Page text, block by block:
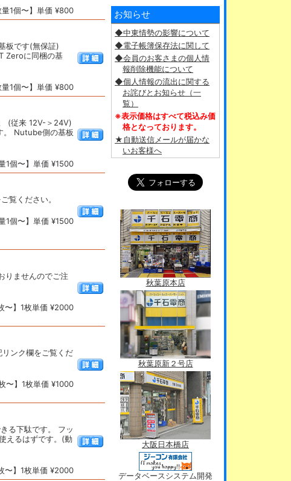
量1個〜】単価 ¥800
板です(無保証)
Zeroに同梱の基
量1個〜】単価 ¥800
(従来 12V-＞24V)
。 Nutube側の基板
量1個〜】単価 ¥1500
覧ください。
量1個〜】単価 ¥1500
りませんのでご注
〜】1枚単価 ¥2000
ンク欄をご覧くだ
枚〜】1枚単価 ¥1000
る下駄です。 フッ
えるはずです。(動
〜】1枚単価 ¥2000
お知らせ
◆中東情勢の影響について
◆電子帳簿保存法に関して
◆会員のお客さまの個人情
報削除機能について
◆個人情報の流出に関する
お詫びとお知らせ（一
覧）
※表示価格はすべて税込み価
格となっております。
★自動送信メールが届かな
いお客様へ
秋葉原本店
秋葉原新２号店
大阪日本橋店
データベースシステム開発